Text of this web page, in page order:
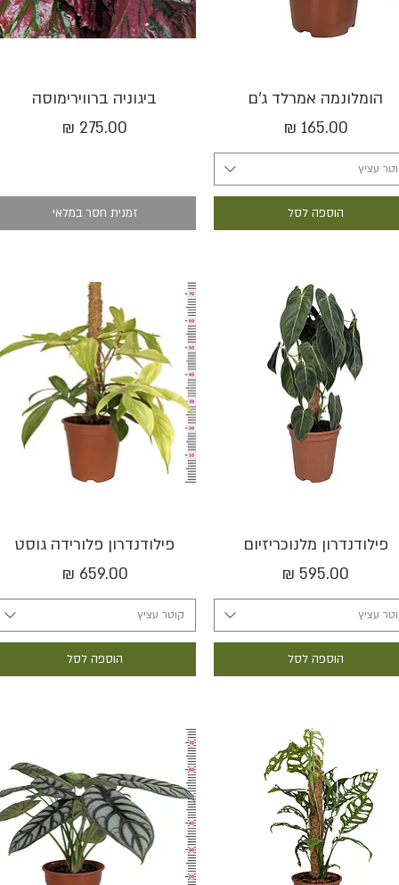
תצוגה מהירה
הומלונמה אמרלד ג'ם
מחיר
עציץ
הוספה לסל
תצוגה מהירה
ביגוניה ברווירימוסה
מחיר
זמנית חסר במלאי
תצוגה מהירה
פילודנדרון מלנוכריזיום
מחיר
עציץ
הוספה לסל
תצוגה מהירה
פילודנדרון פלורידה גוסט
מחיר
קוטר עציץ
הוספה לסל